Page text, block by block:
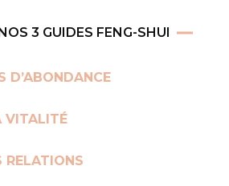
3 GUIDES FENG-SHUI
D’ABONDANCE
VITALITÉ
RELATIONS